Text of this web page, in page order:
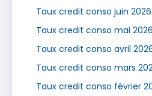
Taux credit conso juin 2026
Taux credit conso mai 2026
Taux credit conso avril
Taux credit conso mars
Taux credit conso février